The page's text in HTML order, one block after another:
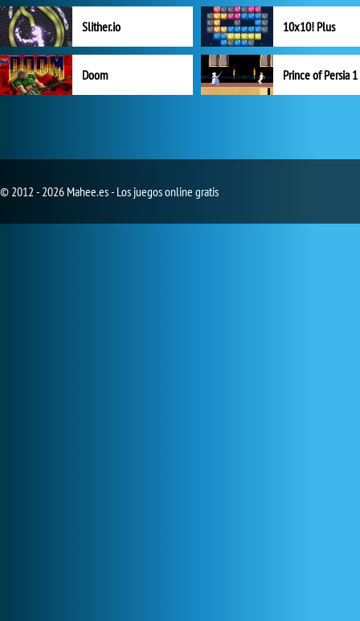
Slither.io 10x10! Plus
Doom Prince of Persia 1
© 2012 - 2026 Mahee.es - Los juegos online gratis